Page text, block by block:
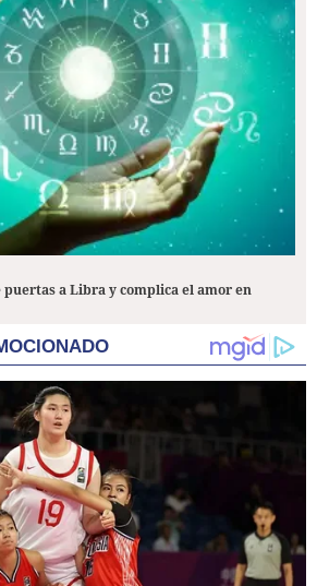
puertas a Libra y complica el amor en